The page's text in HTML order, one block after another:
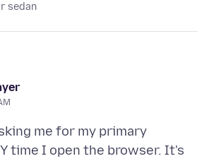
sedan
me for my primary
time I open the browser. It's